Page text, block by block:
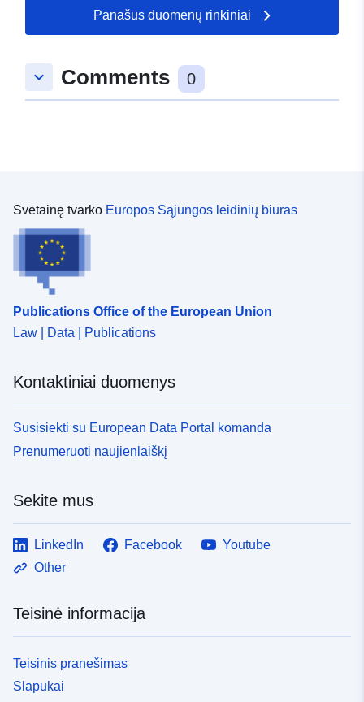
Rūšis: Polygon
bf6d-5a8c-a5c3-8e0ba4ba0e19
Panašūs duomenų rinkiniai
keyboard_arrow_down Comments 0
Svetainę tvarko Europos Sąjungos leidinių biuras
Publications Office of the European Union
Law | Data | Publications
Kontaktiniai duomenys
Susisiekti su European Data Portal komanda
Prenumeruoti naujienlaiškį
Sekite mus
LinkedIn Facebook
Youtube
Other
Teisinė informacija
Teisinis pranešimas
Slapukai